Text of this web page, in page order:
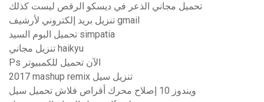
تحميل مجاني الذعر في ديسكو الرقص ليست كذلك
تنزيل بريد إلكتروني لأرشيف gmail
تحميل البوم السيد simpatia
تنزيل مجاني haikyu
Ps الآن تحميل للكمبيوتر
2017 mashup remix تنزيل سيل
ويندوز 10 إصلاح محرك أقراص فلاش تحميل سيل